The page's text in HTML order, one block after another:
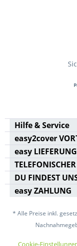
Hilfe & Service
easy2cover
easy LIEFERUNG
DU FINDEST
easy ZAHLUNG
* Alle Preise inkl.
Cookie-